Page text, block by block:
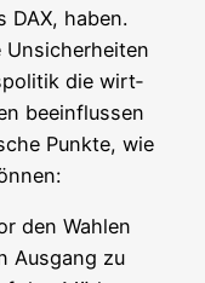
DAX, haben.
die wirt­
beein­flus­sen
Punk­te, wie
den Wah­len
Aus­gang zu